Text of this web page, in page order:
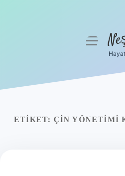
Yasal Uyarı
menüyü
ETIKET: ÇIN YÖNETIMI